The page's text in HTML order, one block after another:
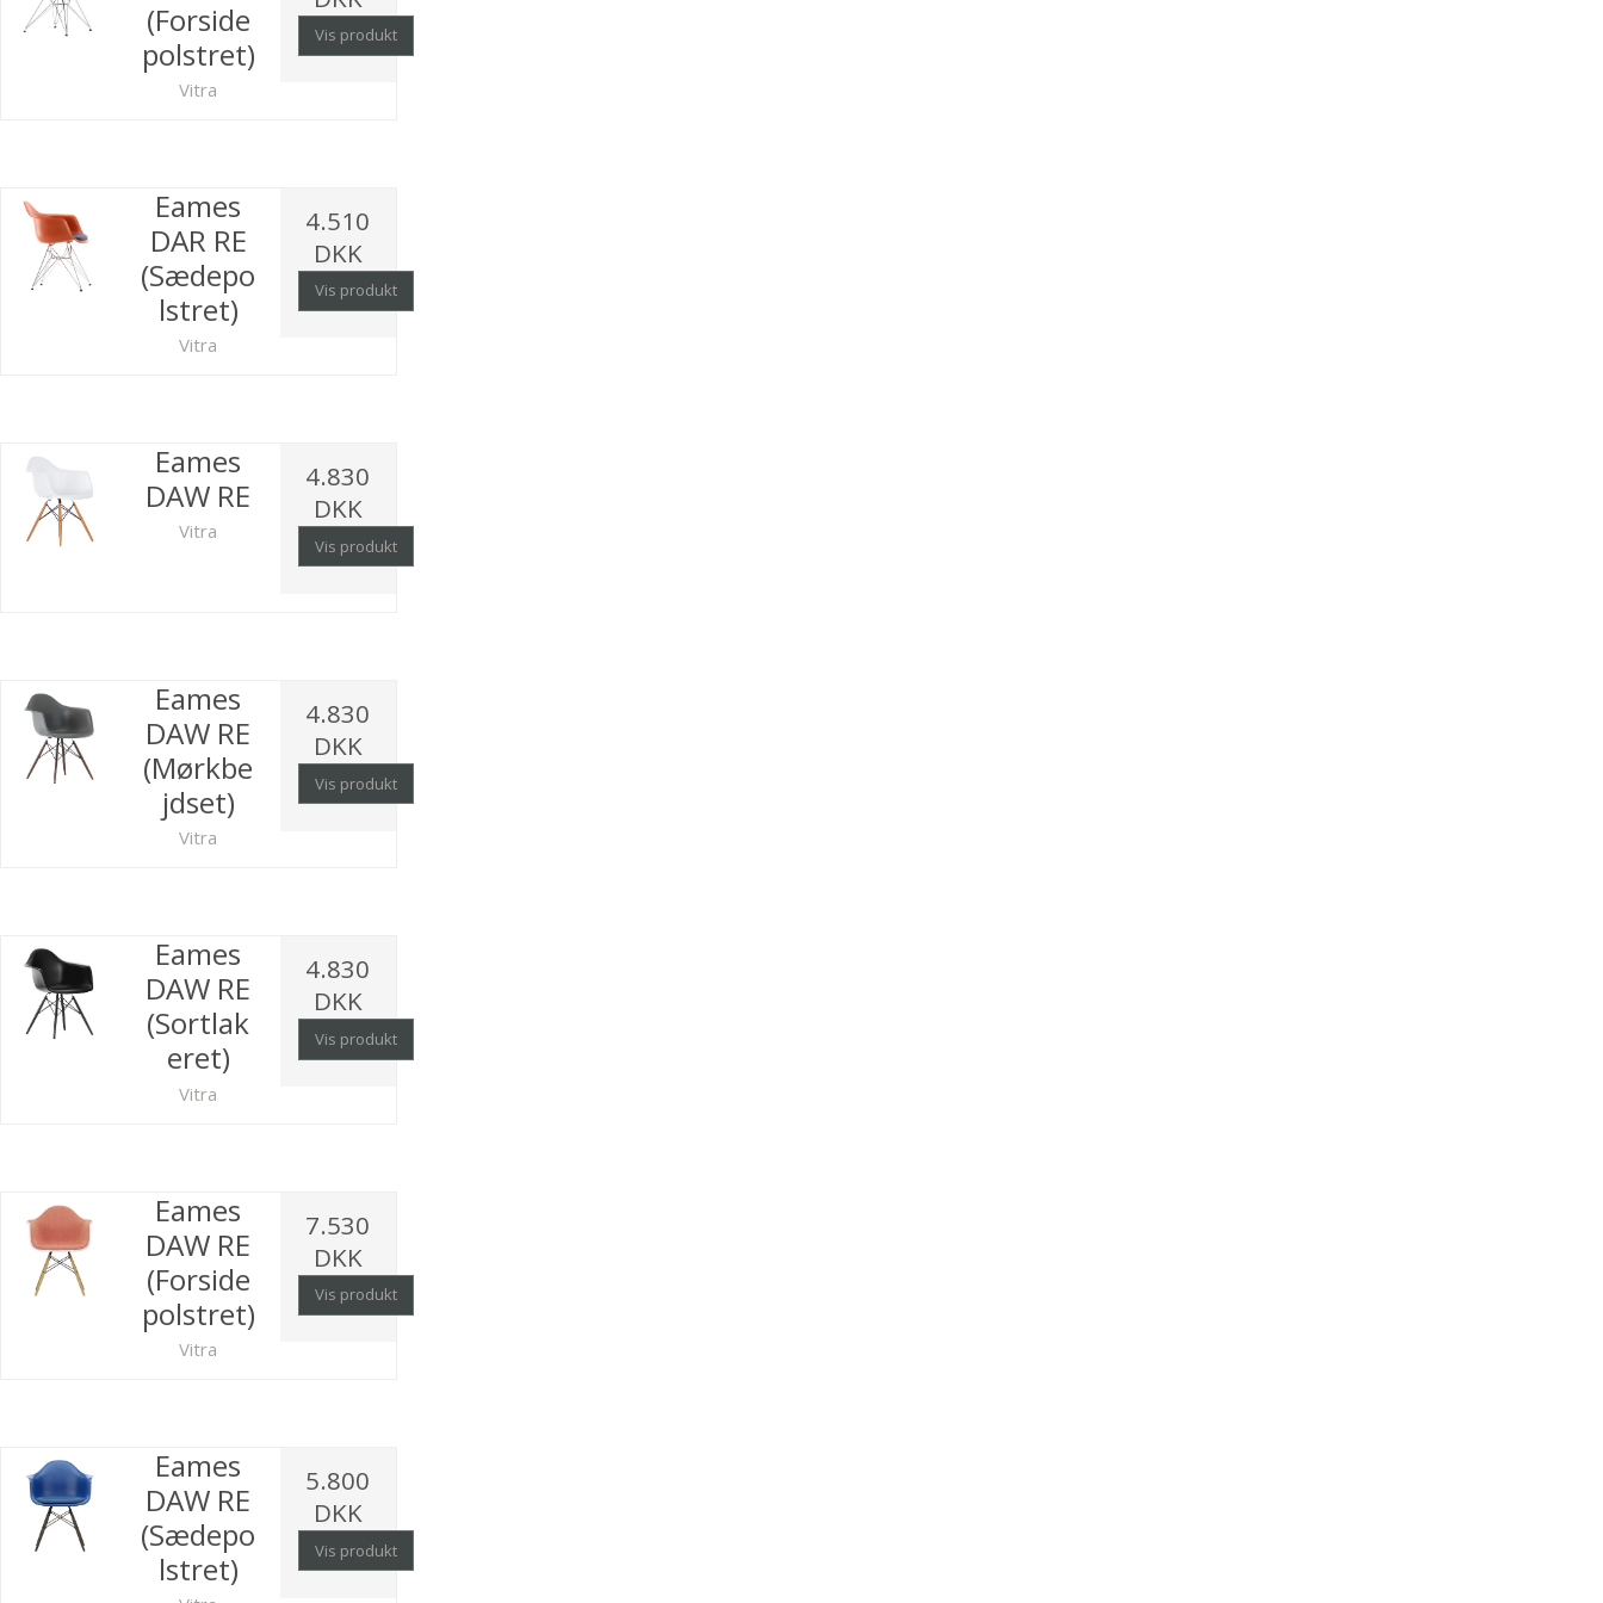
(Forside
polstret)
Vitra
Vis produkt
Eames
DAR RE
(Sædepo
lstret)
Vitra
4.510
DKK
Vis produkt
Eames
DAW RE
Vitra
4.830
DKK
Vis produkt
Eames
DAW RE
(Mørkbe
jdset)
Vitra
4.830
DKK
Vis produkt
Eames
DAW RE
(Sortlak
eret)
Vitra
4.830
DKK
Vis produkt
Eames
DAW RE
(Forside
polstret)
Vitra
7.530
DKK
Vis produkt
Eames
DAW RE
(Sædepo
lstret)
5.800
DKK
Vis produkt